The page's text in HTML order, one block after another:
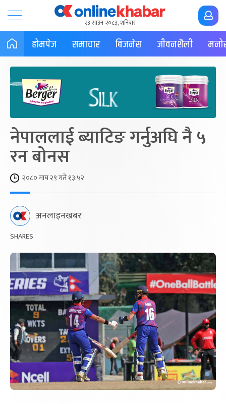
२३ साउन २०८३, शनिबार
होमपेज समाचार बिजनेस जीवनशैली
नेपाललाई ब्याटिङ गर्नुअघि नै ५
रन बोनस
२०८० माघ २९ गते १३:५२
अनलाइनखबर
SHARES